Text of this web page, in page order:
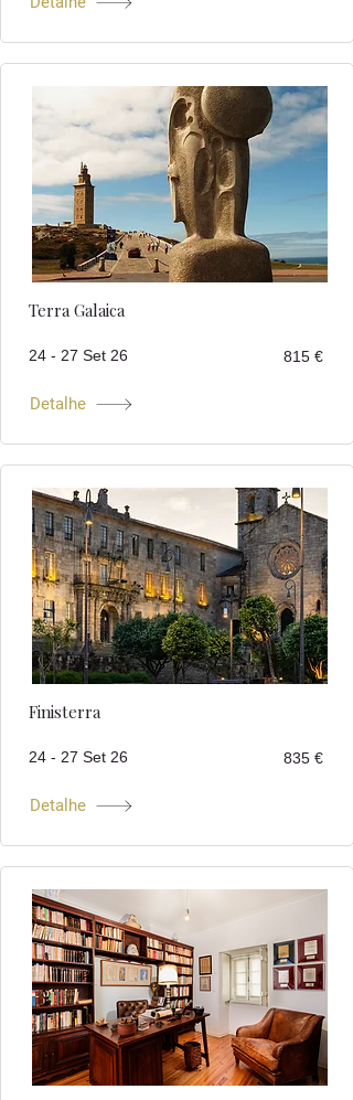
Terra Galaica
24 - 27 Set 26 815 €
Detalhe
Finisterra
24 - 27 Set 26 835 €
Detalhe